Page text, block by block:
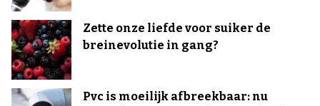
Zette onze liefde voor suiker de
breinevolutie in gang?
Pvc is moeilijk afbreekbaar: nu